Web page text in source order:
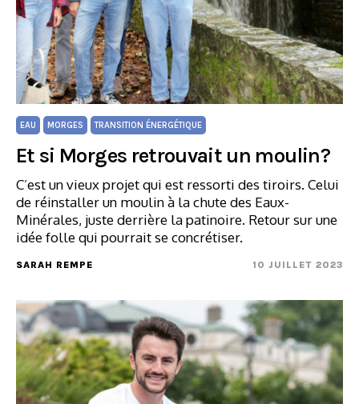
EAU MORGES TRANSITION ÉNERGÉTIQUE
Et si Morges retrouvait un moulin?
C’est un vieux projet qui est ressorti des tiroirs. Celui
de réinstaller un moulin à la chute des Eaux-
Minérales, juste derrière la patinoire. Retour sur une
idée folle qui pourrait se concrétiser.
SARAH REMPE 10 JUILLET 2023